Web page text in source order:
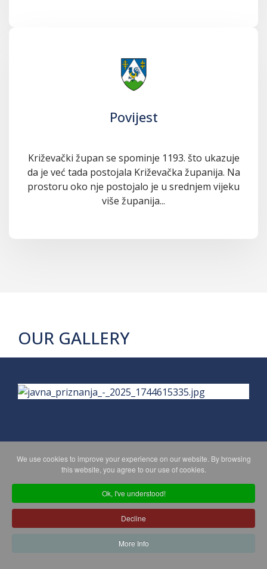
Povijest
Križevački župan se spominje 1193. što ukazuje
da je već tada postojala Križevačka županija. Na
prostoru oko nje postojalo je u srednjem vijeku
više županija...
OUR GALLERY
PRIVACY POLICY MAPA WEBA
Copyright © 2026 Koprivničko - križevačka županija. All Rights
Reserved.
We use cookies to improve your experience on our website. By browsing
this website, you agree to our use of cookies.
Ok, I've understood!
Decline
More Info